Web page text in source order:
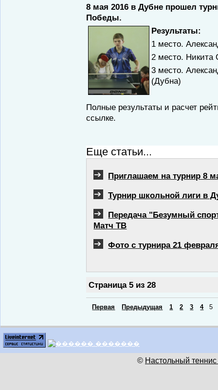
8 мая 2016 в Дубне прошел
Победы.
Результаты:
1 место.
2 место. Никита
3 место.
(Дубна)
Полные результаты и расчет
ссылке.
Еще статьи...
Приглашаем на турнир 8
Турнир школьной лиги в
Передача "Безумный
Матч ТВ
Фото с турнира 21
Страница 5 из 28
Первая Предыдущая 1 2 3 4 5
© Настольный